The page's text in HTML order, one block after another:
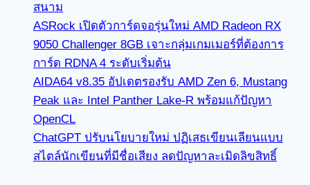
สนาม
ASRock เปิดตัวการ์ดจอรุ่นใหม่ AMD Radeon RX
9050 Challenger 8GB เจาะกลุ่มเกมเมอร์ที่ต้องการ
การ์ด RDNA 4 ระดับเริ่มต้น
AIDA64 v8.35 อัปเดตรองรับ AMD Zen 6, Mustang
Peak และ Intel Panther Lake-R พร้อมแก้ปัญหา
OpenCL
ChatGPT ปรับนโยบายใหม่ ปฏิเสธเขียนเลียนแบบ
สไตล์นักเขียนที่มีชื่อเสียง ลดปัญหาละเมิดลิขสิทธิ์